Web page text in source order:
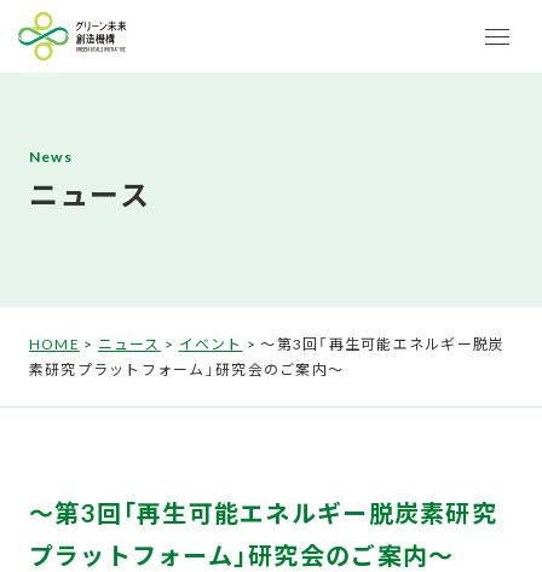
News
ニュース
HOME > ニュース > イベント >～第3回「再生可能エネルギー脱炭
素研究プラットフォーム」研究会のご案内～
～第3回「再生可能エネルギー脱炭素研究
プラットフォーム」研究会のご案内～